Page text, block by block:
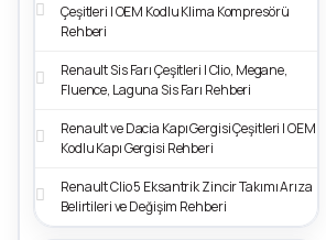
Çeşitleri | OEM Kodlu Klima Kompresörü
Rehberi
Renault Sis Farı Çeşitleri | Clio, Megane,
Fluence, Laguna Sis Farı Rehberi
Renault ve Dacia Kapı Gergisi Çeşitleri | OEM
Kodlu Kapı Gergisi Rehberi
Renault Clio 5 Eksantrik Zincir Takımı Arıza
Belirtileri ve Değişim Rehberi